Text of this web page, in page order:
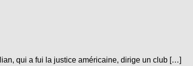
qui a fui la justice américaine, dirige un club […]